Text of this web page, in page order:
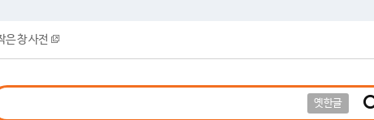
은 창 사전
옛한글